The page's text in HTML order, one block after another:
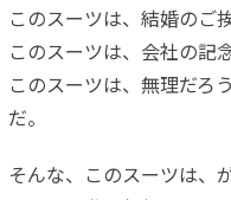
このスーツは、結婚のご
このスーツは、会社の記
このスーツは、無理だろ
だ。
そんな、このスーツは、